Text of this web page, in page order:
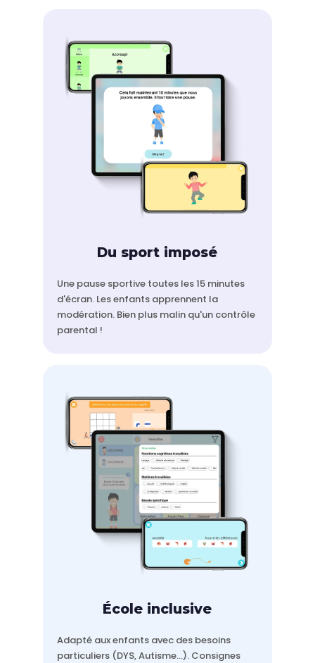
Du sport imposé
Une pause sportive toutes les 15 minutes
d'écran. Les enfants apprennent la
modération. Bien plus malin qu'un contrôle
parental !
École inclusive
Adapté aux enfants avec des besoins
particuliers (DYS, Autisme…). Consignes